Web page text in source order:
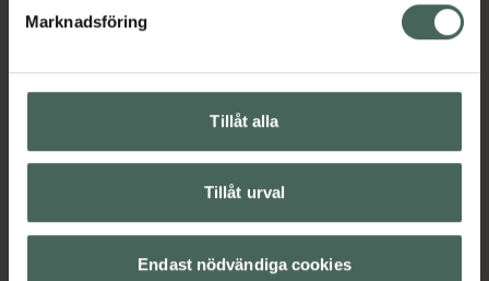
Marknadsföring
Tillåt alla
Tillåt urval
Endast nödvändiga cookies